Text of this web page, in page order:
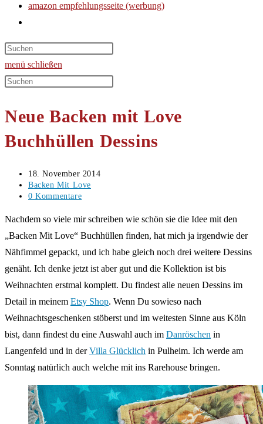
amazon empfehlungsseite (werbung)
umschalten
menü schließen
Diese
durchsuchen
Neue Backen mit Love
Buchhüllen Dessins
Beitrag
veröffentlicht:
18. November 2014
Beitrags-
Kategorie:
Backen Mit Love
Beitrags-
0 Kommentare
Nachdem so viele mir schreiben wie schön sie die Idee mit den
„Backen Mit Love“ Buchhüllen finden, hat mich ja irgendwie der
Nähfimmel gepackt, und ich habe gleich noch drei weitere Dessins
genäht. Ich denke jetzt ist aber gut und die Kollektion ist bis
Weihnachten erstmal komplett. Du findest alle neuen Dessins im
Detail in meinem Etsy Shop. Wenn Du sowieso nach
Weihnachtsgeschenken stöberst und im weitesten Sinne aus Köln
bist, dann findest du eine Auswahl auch im Danröschen in
Langenfeld und in derVilla Glücklich in Pulheim. Ich werde am
Sonntag natürlich auch welche mit ins Rarehouse bringen.